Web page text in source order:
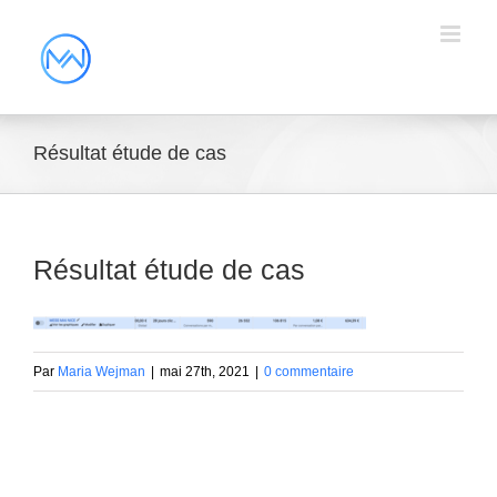
Résultat étude de cas
Résultat étude de cas
Par Maria Wejman mai 27th, 2021 0 commentaire